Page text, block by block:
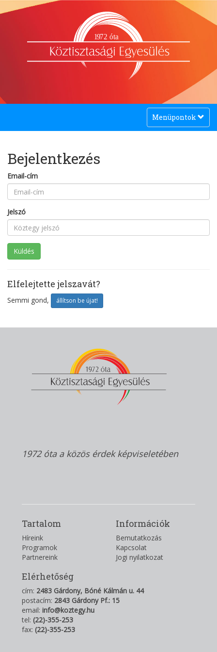
1972 óta
Toggle
navigation
Menüpontok
Bejelentkezés
Email-cím
Jelszó
Elfelejtette jelszavát?
Semmi gond, állítson be újat!
1972 óta a közös érdek képviseletében
Tartalom
Híreink
Programok
Partnereink
Információk
Bemutatkozás
Kapcsolat
Jogi nyilatkozat
Elérhetőség
cím: 2483 Gárdony, Bóné Kálmán u. 44
postacím: 2843 Gárdony Pf.: 15
email: info@koztegy.hu
tel: (22)-355-253
fax: (22)-355-253